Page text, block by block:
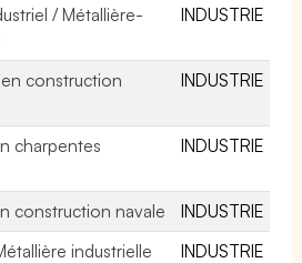
/ Métallière-
INDUSTRIE
construction
INDUSTRIE
charpentes
INDUSTRIE
construction navale
INDUSTRIE
industrielle
INDUSTRIE